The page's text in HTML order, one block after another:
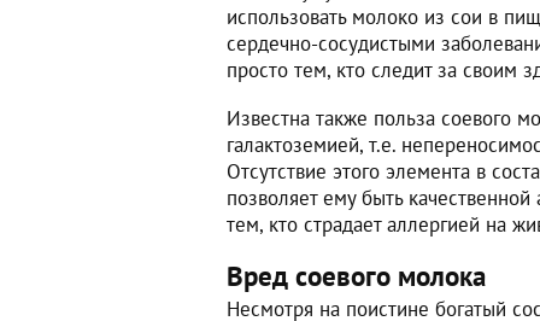
использовать молоко из сои в
сердечно-сосудистыми
просто тем, кто следит за своим
Известна также польза соевого
галактоземией, т.е.
Отсутствие этого элемента в
позволяет ему быть
тем, кто страдает аллергией на
Вред соевого молока
Несмотря на поистине богатый